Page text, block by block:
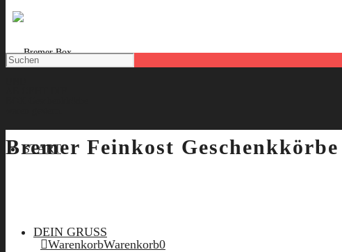
START
DEIN GRUSS
WarenkorbWarenkorb0
Bremer Feinkost Geschenkkörbe